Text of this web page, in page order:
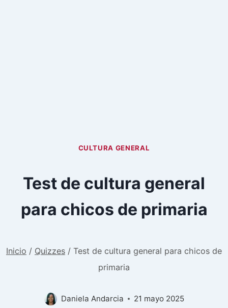
CULTURA GENERAL
Test de cultura general
para chicos de primaria
Inicio / Quizzes / Test de cultura general para chicos de
primaria
Daniela Andarcia 21 mayo 2025